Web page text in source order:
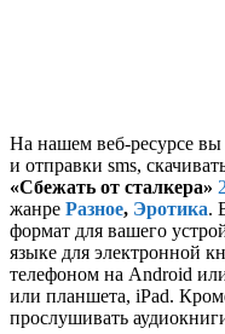
На нашем веб-ресурсе вы
и отправки sms,
«Сбежать от сталкера»
жанре Разное, Эротика.
формат для вашего
языке для электронной
телефоном на Android
или планшета, iPad.
прослушивать